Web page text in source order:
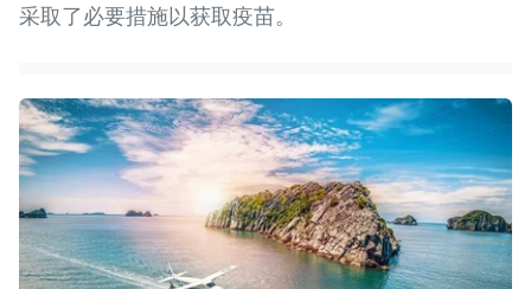
采取了必要措施以获取疫苗。